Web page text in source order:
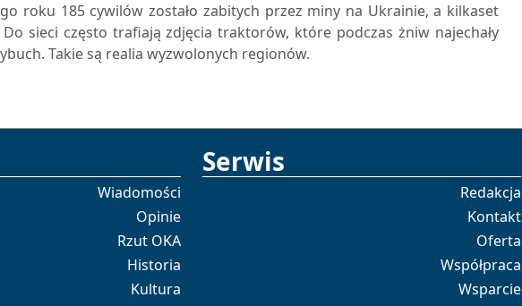
roku 185 cywilów zostało zabitych przez miny na Ukrainie, a kilkaset
Do sieci często trafiają zdjęcia traktorów, które podczas żniw najechały
Takie są realia wyzwolonych regionów.
Wiadomości
Opinie
Rzut OKA
Historia
Kultura
Serwis
Redakcja
Kontakt
Oferta
Współpraca
Wsparcie